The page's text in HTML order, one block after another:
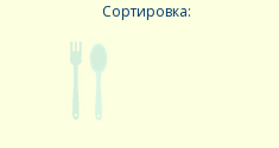
Сортировка: